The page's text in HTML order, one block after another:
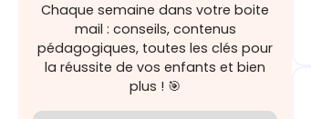
Chaque semaine dans votre boite
mail : conseils, contenus
pédagogiques, toutes les clés pour
la réussite de vos enfants et bien
plus ! 🎯